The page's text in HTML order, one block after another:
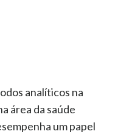
analíticos na
área da saúde
um papel